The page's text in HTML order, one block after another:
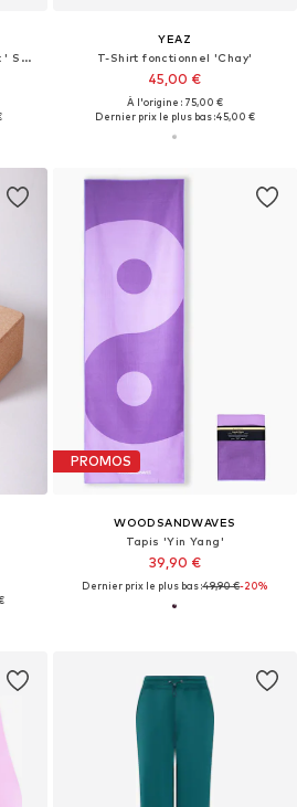
Bustier Soutien-gorge de sport ' SB103C '
YEAZ
T-Shirt fonctionnel 'Chay'
45,00 €
À l'origine : 75,00 €
Dernier prix le plus bas :45,00 €
PROMOS
WOODSANDWAVES
Tapis 'Yin Yang'
39,90 €
Dernier prix le plus bas :49,90 €-20%